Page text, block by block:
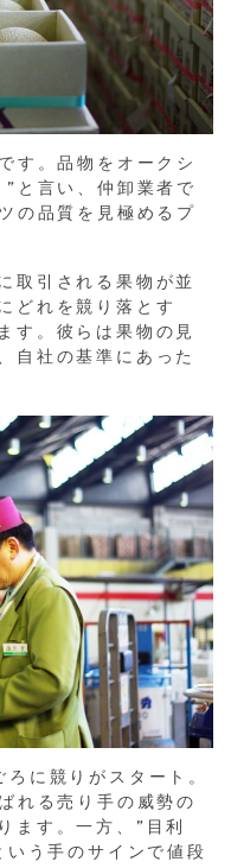
す。品物をオークシ
と言い、仲卸業者で
の品質を見極めるプ
取引される果物が並
どれを競り落とす
す。彼らは果物の見
自社の基準にあった
に競りがスタート。
れる売り手の威勢の
ます。一方、”目利
いう手のサインで値段